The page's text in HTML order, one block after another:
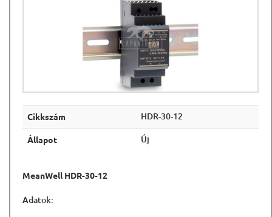
Cikkszám HDR-30-12
Állapot Új
MeanWell HDR-30-12
Adatok: